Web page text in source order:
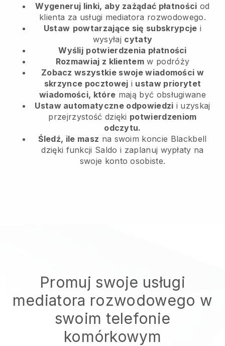
Wygeneruj linki, aby zażądać płatności od
klienta za usługi mediatora rozwodowego.
Ustaw powtarzające się subskrypcje i
wysyłaj cytaty
Wyślij potwierdzenia płatności
Rozmawiaj z klientem w podróży
Zobacz wszystkie swoje wiadomości w
skrzynce pocztowej i ustaw priorytet
wiadomości, które mają być obsługiwane
Ustaw automatyczne odpowiedzi i uzyskaj
przejrzystość dzięki potwierdzeniom
odczytu.
Śledź, ile masz na swoim koncie Blackbell
dzięki funkcji Saldo i zaplanuj wypłaty na
swoje konto osobiste.
Promuj swoje usługi
mediatora rozwodowego w
swoim telefonie
komórkowym